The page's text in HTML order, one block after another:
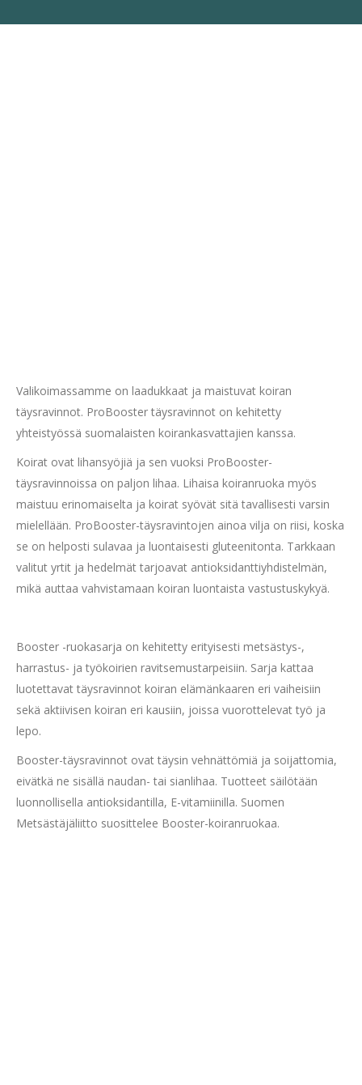
Valikoimassamme on laadukkaat ja maistuvat koiran
täysravinnot. ProBooster täysravinnot on kehitetty
yhteistyössä suomalaisten koirankasvattajien kanssa.
Koirat ovat lihansyöjiä ja sen vuoksi ProBooster-
täysravinnoissa on paljon lihaa. Lihaisa koiranruoka myös
maistuu erinomaiselta ja koirat syövät sitä tavallisesti varsin
mielellään. ProBooster-täysravintojen ainoa vilja on riisi, koska
se on helposti sulavaa ja luontaisesti gluteenitonta. Tarkkaan
valitut yrtit ja hedelmät tarjoavat antioksidanttiyhdistelmän,
mikä auttaa vahvistamaan koiran luontaista vastustuskykyä.
Booster -ruokasarja on kehitetty erityisesti metsästys-,
harrastus- ja työkoirien ravitsemustarpeisiin. Sarja kattaa
luotettavat täysravinnot koiran elämänkaaren eri vaiheisiin
sekä aktiivisen koiran eri kausiin, joissa vuorottelevat työ ja
lepo.
Booster-täysravinnot ovat täysin vehnättömiä ja soijattomia,
eivätkä ne sisällä naudan- tai sianlihaa. Tuotteet säilötään
luonnollisella antioksidantilla, E-vitamiinilla. Suomen
Metsästäjäliitto suosittelee Booster-koiranruokaa.